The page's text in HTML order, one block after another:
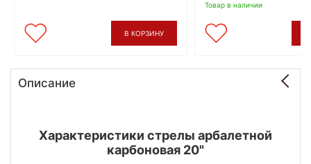
В КОРЗИНУ
Товар в наличии
Описание
Характеристики стрелы арбалетной
карбоновая 20"